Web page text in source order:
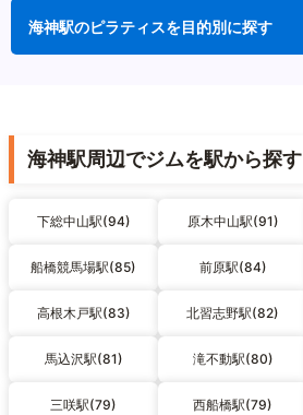
海神駅のピラティスを目的別に探す
海神駅周辺でジムを駅から探す
下総中山駅(94) 原木中山駅(91)
船橋競馬場駅(85) 前原駅(84)
高根木戸駅(83) 北習志野駅(82)
馬込沢駅(81) 滝不動駅(80)
三咲駅(79) 西船橋駅(79)